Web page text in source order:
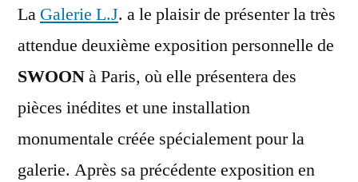
[FATA
La Galerie L.J. a le plaisir de présenter la très
attendue deuxième exposition personnelle de
SWOONà Paris, où elle présentera des
pièces inédites et une installation
monumentale créée spécialement pour la
galerie. Après sa précédente exposition en